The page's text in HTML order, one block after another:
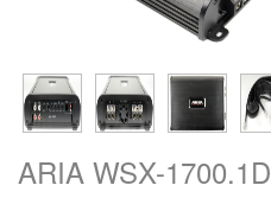
ARIA WSX-1700.1D